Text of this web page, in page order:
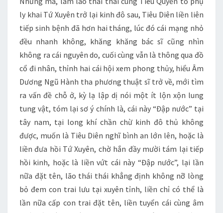
ly khai Tứ Xuyên trở lại kinh đô sau, Tiêu Diên liền liên
tiếp sinh bệnh đã hơn hai tháng, lúc đó cái mạng nhỏ
đều nhanh không, khăng khăng bác sĩ cũng nhìn
không ra cái nguyên do, cuối cùng vẫn là thông qua đồ
cổ đi nhân, thỉnh hai cái hội xem phong thủy, hiểu Âm
Dương Ngũ Hành tha phương thuật sĩ trở về, mới tìm
ra vấn đề chỗ ở, kỳ lạ lập dị nói một ít lộn xộn lung
tung vật, tóm lại sơ ý chính là, cái này “Đập nước” tại
tây nam, tại long khí chần chừ kinh đô thủ không
được, muốn là Tiêu Diên nghĩ bình an lớn lên, hoặc là
liền đưa hồi Tứ Xuyên, chờ hắn đầy mười tám lại tiếp
hồi kinh, hoặc là liền vứt cái này “Đập nước”, lại lần
nữa đặt tên, lão thái thái khẳng định không nỡ lòng
bỏ đem con trai lưu tại xuyên tỉnh, liền chỉ có thể là
lần nữa cấp con trai đặt tên, liền tuyển cái cùng âm